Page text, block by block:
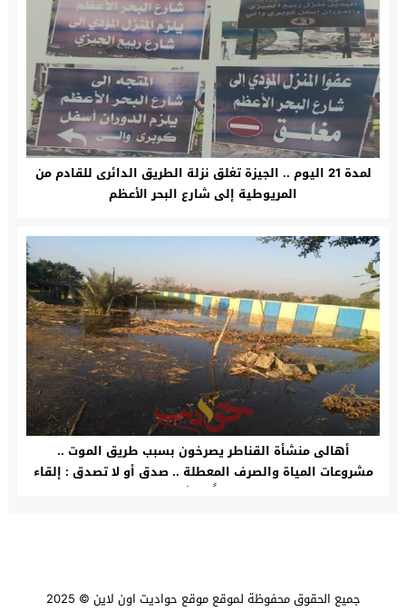
لمدة 21 اليوم .. الجيزة تغلق نزلة الطريق الدائرى للقادم من
المريوطية إلى شارع البحر الأعظم
أهالى منشأة القناطر يصرخون بسبب طريق الموت ..
مشروعات المياة والصرف المعطلة .. صدق أو لا تصدق : إلقاء
25 الف متر صرف صحى يومياً مباشرة على النيل .. مـتى ينــظــر
جميع الحقوق محفوظة لموقعموقع حواديت اون لاين © 2025